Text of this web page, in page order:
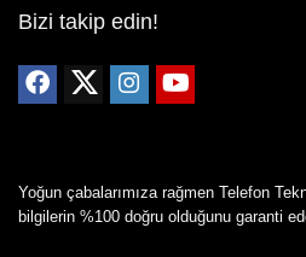
Bizi takip edin!
Yoğun çabalarımıza rağmen Telefon
bilgilerin %100 doğru olduğunu garanti